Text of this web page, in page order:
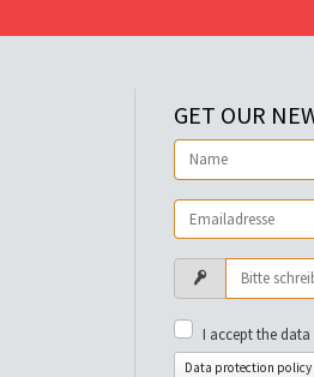
GET OUR
I accept the
Data protection policy